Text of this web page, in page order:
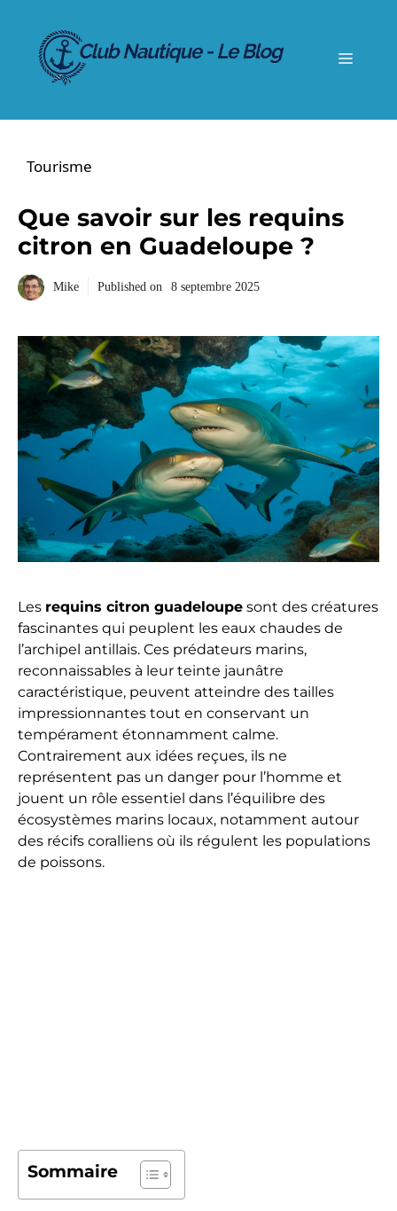
contenu
Menu
Tourisme
Que savoir sur les requins
citron en Guadeloupe ?
Mike Published on 8 septembre 2025
Les requins citron guadeloupe sont des créatures
fascinantes qui peuplent les eaux chaudes de
l’archipel antillais. Ces prédateurs marins,
reconnaissables à leur teinte jaunâtre
caractéristique, peuvent atteindre des tailles
impressionnantes tout en conservant un
tempérament étonnamment calme.
Contrairement aux idées reçues, ils ne
représentent pas un danger pour l’homme et
jouent un rôle essentiel dans l’équilibre des
écosystèmes marins locaux, notamment autour
des récifs coralliens où ils régulent les populations
de poissons.
Sommaire